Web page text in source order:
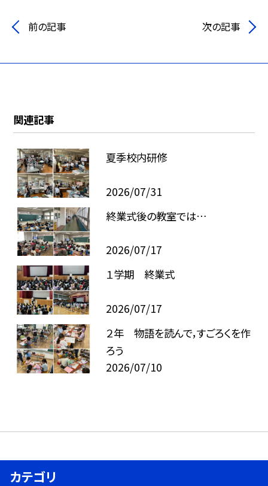
前の記事 次の記事
関連記事
夏季校内研修
2026/07/31
終業式後の教室では…
2026/07/17
１学期 終業式
2026/07/17
２年 物語を読んで，すごろくを作
ろう
2026/07/10
カテゴリ